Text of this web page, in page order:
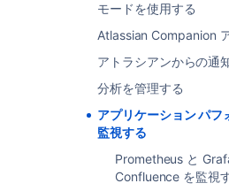
モードを使用する
Atlassian Companion
アトラシアンからの通
分析を管理する
アプリケーション パフ
監視する
Prometheus と
Confluence を監視
$ curl -L https://
Java エクスポーター
作成します。リポジト
jmx-exporter-
使用することをお勧め
jar と設定の各ファイ
ョン ノードにコピーし
ム ディレクトリが適し
Confluence をひとつの